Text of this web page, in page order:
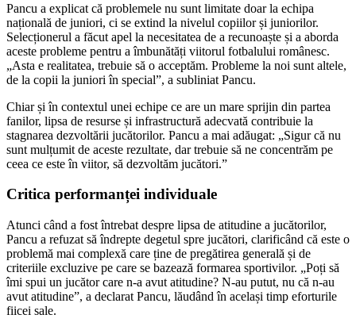
Pancu a explicat că problemele nu sunt limitate doar la echipa
națională de juniori, ci se extind la nivelul copiilor și juniorilor.
Selecționerul a făcut apel la necesitatea de a recunoaște și a aborda
aceste probleme pentru a îmbunătăți viitorul fotbalului românesc.
„Asta e realitatea, trebuie să o acceptăm. Probleme la noi sunt altele,
de la copii la juniori în special”, a subliniat Pancu.
Chiar și în contextul unei echipe ce are un mare sprijin din partea
fanilor, lipsa de resurse și infrastructură adecvată contribuie la
stagnarea dezvoltării jucătorilor. Pancu a mai adăugat: „Sigur că nu
sunt mulțumit de aceste rezultate, dar trebuie să ne concentrăm pe
ceea ce este în viitor, să dezvoltăm jucători.”
Critica performanței individuale
Atunci când a fost întrebat despre lipsa de atitudine a jucătorilor,
Pancu a refuzat să îndrepte degetul spre jucători, clarificând că este o
problemă mai complexă care ține de pregătirea generală și de
criteriile excluzive pe care se bazează formarea sportivilor. „Poți să
îmi spui un jucător care n-a avut atitudine? N-au putut, nu că n-au
avut atitudine”, a declarat Pancu, lăudând în același timp eforturile
fiicei sale.